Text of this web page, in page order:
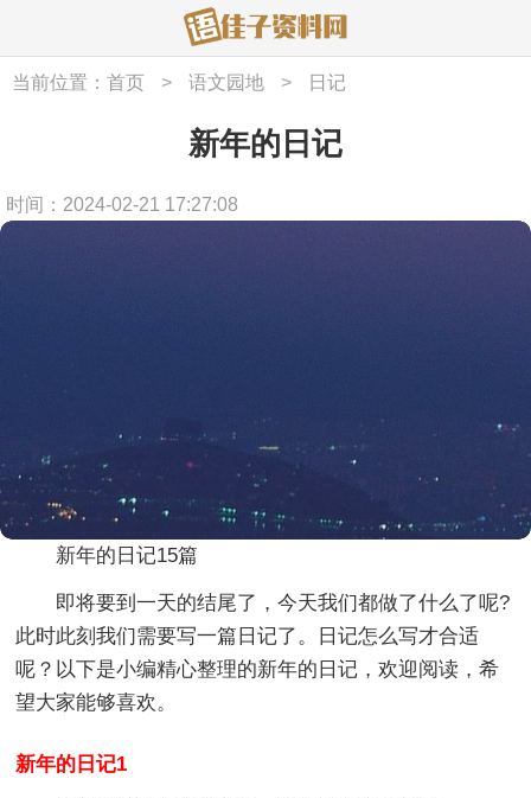
当前位置： 首页 > 语文园地 > 日记
新年的日记
时间：2024-02-21 17:27:08
新年的日记15篇
即将要到一天的结尾了，今天我们都做了什么了呢?
此时此刻我们需要写一篇日记了。日记怎么写才合适
呢？以下是小编精心整理的新年的日记，欢迎阅读，希
望大家能够喜欢。
新年的日记1